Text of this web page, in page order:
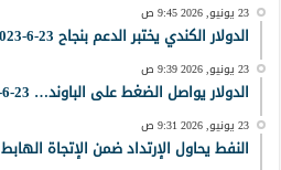
23 يونيو, 2026 9:45 ص
الدولار الكندي يختبر الدعم بنجاح 23-6-2023
23 يونيو, 2026 9:39 ص
الدولار يواصل الضغط على الباوند… 23-6-2026
23 يونيو, 2026 9:31 ص
النفط يحاول الإرتداد ضمن الإتجاة الهابط 23-6-2026